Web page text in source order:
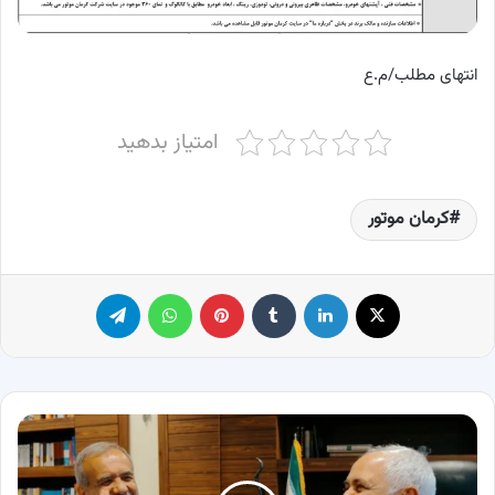
انتهای مطلب/م.ع
امتیاز بدهید
کرمان موتور
لینکدین ‫تامبلر پینترست
مسعود
شانه